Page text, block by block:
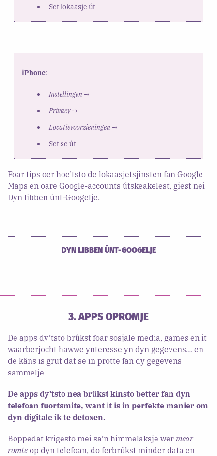
Set lokaasje út
iPhone:
Instellingen→
Privacy→
Locatievoorzieningen→
Set se út
Foar tips oer hoe’tsto de lokaasjetsjinsten fan Google
Maps en oare Google-accounts útskeakelest, giest nei
Dyn libben ûnt-Googelje.
DYN LIBBEN ÛNT-GOOGELJE
3. APPS OPROMJE
De apps dy’tsto brûkst foar sosjale media, games en it
waarberjocht hawwe ynteresse yn dyn gegevens… en
de kâns is grut dat se in protte fan dy gegevens
sammelje.
De apps dy’tsto nea brûkst kinsto better fan dyn
telefoan fuortsmite, want it is in perfekte manier om
dyn digitale ik te detoxen.
Boppedat krigesto mei sa’n himmelaksje wer mear
romte op dyn telefoan, do ferbrûkst minder data en